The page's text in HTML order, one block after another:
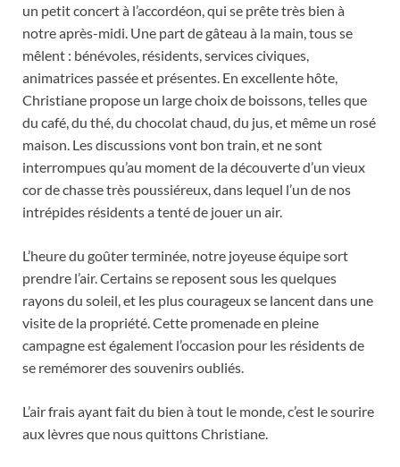
un petit concert à l’accordéon, qui se prête très bien à
notre après-midi. Une part de gâteau à la main, tous se
mêlent : bénévoles, résidents, services civiques,
animatrices passée et présentes. En excellente hôte,
Christiane propose un large choix de boissons, telles que
du café, du thé, du chocolat chaud, du jus, et même un rosé
maison. Les discussions vont bon train, et ne sont
interrompues qu’au moment de la découverte d’un vieux
cor de chasse très poussiéreux, dans lequel l’un de nos
intrépides résidents a tenté de jouer un air.
L’heure du goûter terminée, notre joyeuse équipe sort
prendre l’air. Certains se reposent sous les quelques
rayons du soleil, et les plus courageux se lancent dans une
visite de la propriété. Cette promenade en pleine
campagne est également l’occasion pour les résidents de
se remémorer des souvenirs oubliés.
L’air frais ayant fait du bien à tout le monde, c’est le sourire
aux lèvres que nous quittons Christiane.